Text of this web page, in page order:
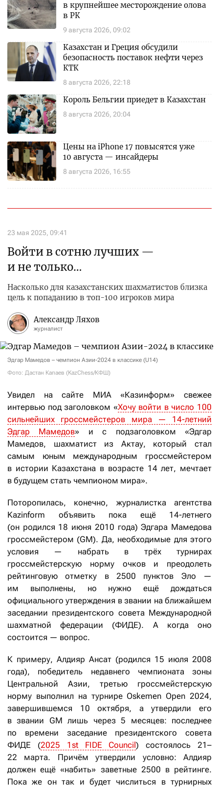
9 августа 2026, 09:02
в крупнейшее месторождение олова
в РК
8 августа 2026, 22:18
Казахстан и Греция обсудили
безопасность поставок нефти через
КТК
8 августа 2026, 20:04
Король Бельгии приедет в Казахстан
8 августа 2026, 16:55
Цены на iPhone 17 повысятся уже
10 августа — инсайдеры
23 мая 2025, 09:41
Войти в сотню лучших —
и не только…
Насколько для казахстанских шахматистов близка
цель к попаданию в топ-100 игроков мира
Александр Ляхов
журналист
Эдгар Мамедов – чемпион Азии-2024 в классике (U14)
Фото: Дастан Капаев (KazChess/КФШ)
Увидел на сайте МИА «Казинформ» свежее
интервью под заголовком «Хочу войти в число 100
сильнейших гроссмейстеров мира — 14-летний
Эдгар Мамедов» и с подзаголовком «Эдгар
Мамедов, шахматист из Актау, который стал
самым юным международным гроссмейстером
в истории Казахстана в возрасте 14 лет, мечтает
в будущем стать чемпионом мира».
Поторопилась, конечно, журналистка агентства
Kazinform объявить пока ещё 14-летнего
(он родился 18 июня 2010 года) Эдгара Мамедова
гроссмейстером (GM). Да, необходимые для этого
условия — набрать в трёх турнирах
гроссмейстерскую норму очков и преодолеть
рейтинговую отметку в 2500 пунктов Эло —
им выполнены, но нужно ещё дождаться
официального утверждения в звании на ближайшем
заседании президентского совета Международной
шахматной федерации (ФИДЕ). А когда оно
состоится — вопрос.
К примеру, Алдияр Ансат (родился 15 июля 2008
года), победитель недавнего чемпионата зоны
Центральной Азии, третью гроссмейстерскую
норму выполнил на турнире Oskemen Open 2024,
завершившемся 10 октября, а утвердили его
в звании GM лишь через 5 месяцев: последнее
по времени заседание президентского совета
ФИДЕ (2025 1st FIDE Council) состоялось 21–
22 марта. Причём утвердили условно: Алдияр
должен ещё «набить» заветные 2500 в рейтинге.
Пока же он так и будет числиться в турнирных